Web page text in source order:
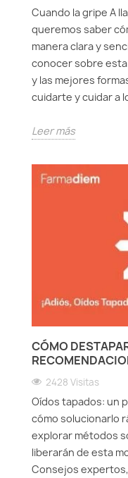
Cuando la gripe A
queremos saber
manera clara y
conocer sobre
y las mejores
cuidarte y cuidar a
Leer más
CÓMO
2428 Visitas
Oídos tapados: un
cómo solucionarlo
explorar métodos
liberarán de esta
Consejos